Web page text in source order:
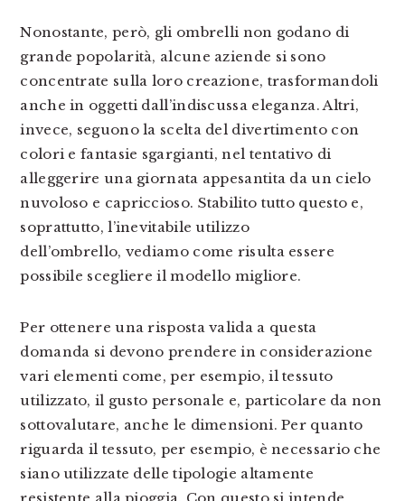
Nonostante, però, gli ombrelli non godano di
grande popolarità, alcune aziende si sono
concentrate sulla loro creazione, trasformandoli
anche in oggetti dall’indiscussa eleganza. Altri,
invece, seguono la scelta del divertimento con
colori e fantasie sgargianti, nel tentativo di
alleggerire una giornata appesantita da un cielo
nuvoloso e capriccioso. Stabilito tutto questo e,
soprattutto, l’inevitabile utilizzo
dell’ombrello, vediamo come risulta essere
possibile scegliere il modello migliore.
Per ottenere una risposta valida a questa
domanda si devono prendere in considerazione
vari elementi come, per esempio, il tessuto
utilizzato, il gusto personale e, particolare da non
sottovalutare, anche le dimensioni. Per quanto
riguarda il tessuto, per esempio, è necessario che
siano utilizzate delle tipologie altamente